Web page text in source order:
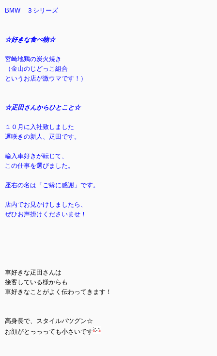
BMW ３シリーズ
☆好きな食べ物☆
宮崎地鶏の炭火焼き
（金山のじどっこ組合
というお店が激ウマです！）
☆疋田さんからひとこと☆
１０月に入社致しました
遅咲きの新人、疋田です。
輸入車好きが転じて、
この仕事を選びました。
座右の名は「ご縁に感謝」です。
店内でお見かけしましたら、
ぜひお声掛けくださいませ！
車好きな疋田さんは
接客している様からも
車好きなことがよく伝わってきます！
高身長で、スタイルバツグン☆
お顔がとっっっても小さいです